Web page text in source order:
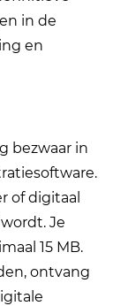
in de
en
bezwaar in
of digitaal
Je
15 MB.
ontvang